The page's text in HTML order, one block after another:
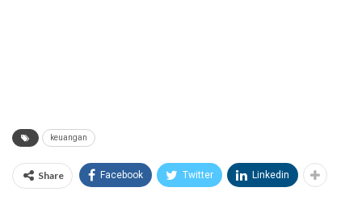
keuangan
Share Facebook Twitter Linkedin